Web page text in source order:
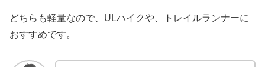
どちらも軽量なので、ULハイクや、トレイルランナーに
おすすめです。